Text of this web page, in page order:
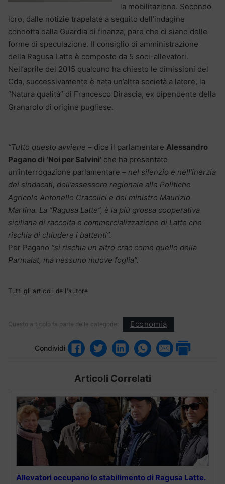
la mobilitazione. Secondo
loro, dalle notizie trapelate a seguito dell’indagine
condotta dalla Guardia di finanza, pare che ci siano delle
forme di speculazione. Il consiglio di amministrazione
della Ragusa Latte è composto da 5 soci-allevatori.
Nell’aprile del 2015 qualcuno ha chiesto le dimissioni del
Cda, successivamente è nata un’altra società a latere, la
“Natura qualità” di Francesco Dirascia, ex dipendente della
Granarolo di origine pugliese.
“Tutto questo avviene – dice il parlamentare Alessandro
Pagano di ‘Noi per Salvini’ che ha presentato
un’interrogazione parlamentare – nel silenzio e nell’inerzia
dei sindacati, dell’assessore regionale alle Politiche
Agricole Antonello Cracolici e del ministro Maurizio
Martina. La “Ragusa Latte”, è la più grossa cooperativa
siciliana di raccolta e commercializzazione di Latte che
rischia di chiudere i battenti”.
Per Pagano “si rischia un altro crac come quello della
Parmalat, ma nessuno muove foglia”.
Tutti gli articoli dell'autore
Questo articolo fa parte delle categorie: Economia
Condividi
Articoli Correlati
Allevatori occupano lo stabilimento di Ragusa Latte.